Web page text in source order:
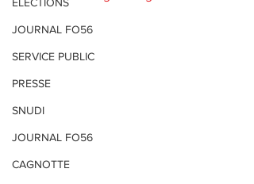
JOURNAL FO56
SERVICE PUBLIC
PRESSE
SNUDI
JOURNAL FO56
CAGNOTTE